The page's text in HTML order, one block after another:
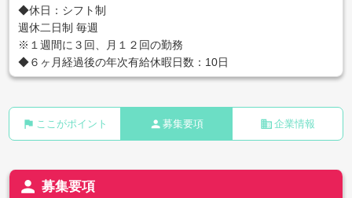
◆休日：シフト制
週休二日制 毎週
※１週間に３回、月１２回の勤務
◆６ヶ月経過後の年次有給休暇日数：10日
flag ここがポイント person 募集要項 business 企業情報
person 募集要項